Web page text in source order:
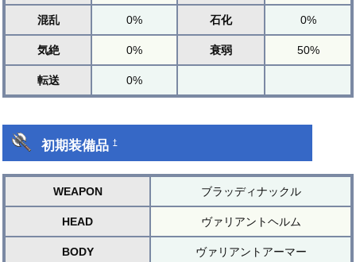
混乱 0% 石化 0%
気絶 0% 衰弱 50%
転送 0%
初期装備品†
WEAPON ブラッディナックル
HEAD ヴァリアントヘルム
BODY ヴァリアントアーマー